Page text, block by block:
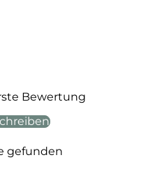
Bewertung
gefunden